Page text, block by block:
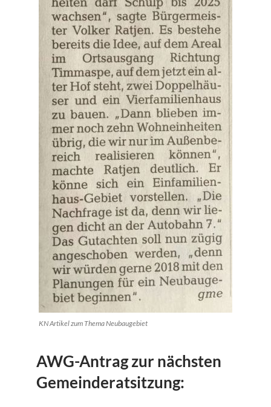
KN Artikel zum Thema Neubaugebiet
AWG-Antrag zur nächsten
Gemeinderatsitzung: